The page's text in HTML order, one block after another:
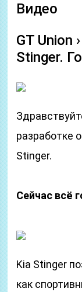
Видео
GT Union
Stinger.
разработке
Stinger.
Сейчас всё
Kia Stinger
как